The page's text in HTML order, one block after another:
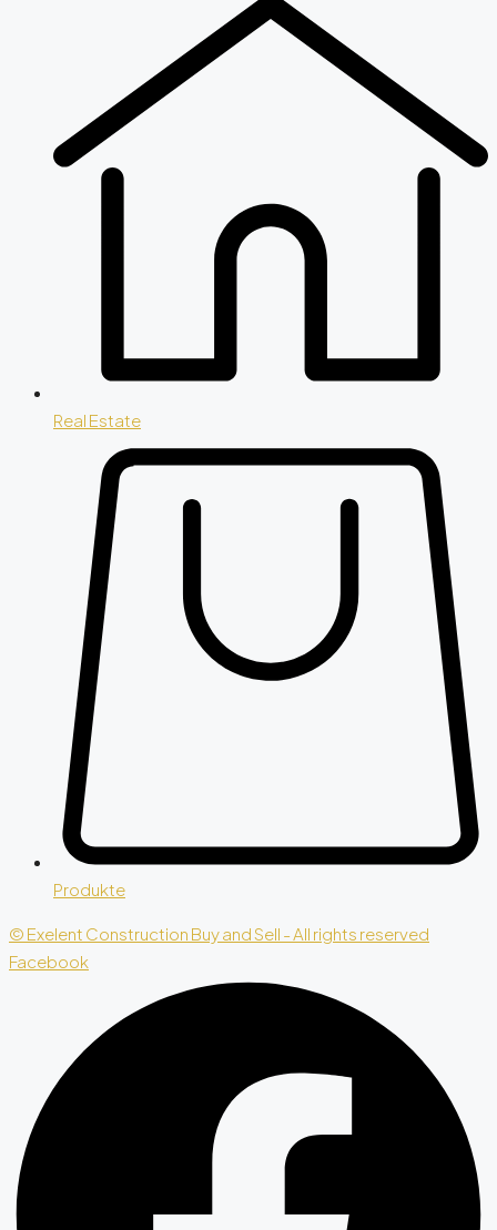
Real Estate
Produkte
© Exelent Construction Buy and Sell - All rights reserved
Facebook